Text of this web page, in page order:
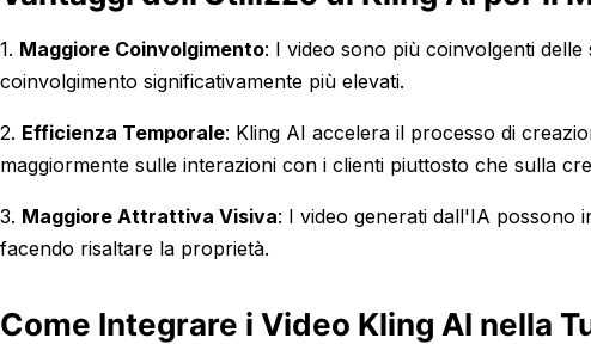
1. Maggiore Coinvolgimento: I video sono più coinvolgenti
coinvolgimento significativamente più elevati.
2. Efficienza Temporale: Kling AI accelera il processo di
maggiormente sulle interazioni con i clienti piuttosto che sulla
3. Maggiore Attrattiva Visiva: I video generati dall'IA possono
facendo risaltare la proprietà.
Come Integrare i Video Kling AI nella